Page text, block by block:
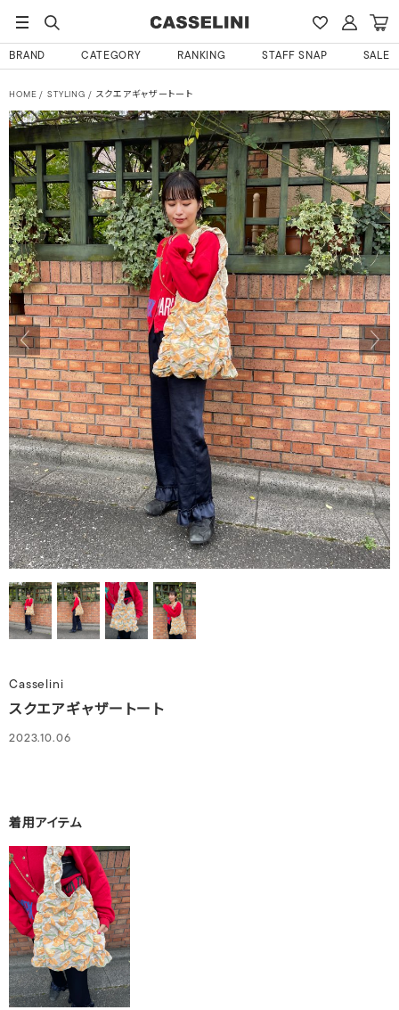
BRAND CATEGORY RANKING STAFF SNAP SALE
HOME STYLING スクエアギャザートート
Casselini
スクエアギャザートート
2023.10.06
着用アイテム